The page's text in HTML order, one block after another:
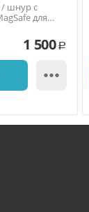
/ шнур с
для
1 500 Р
